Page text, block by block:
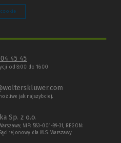
45 45
od 8:00 do 16:00
jak najszybciej.
Sp. z o.o.
NIP: 583-001-89-31, REGON:
rejonowy dla M.S. Warszawy